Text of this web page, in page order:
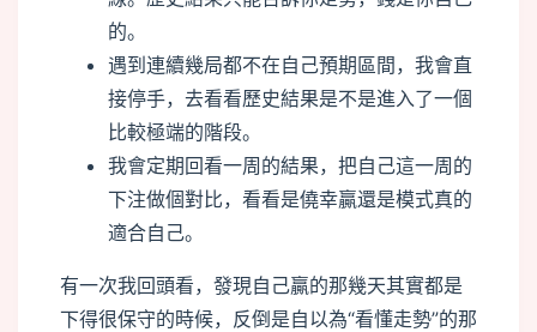
的。
遇到連續幾局都不在自己預期區間，我會直
接停手，去看看歷史結果是不是進入了一個
比較極端的階段。
我會定期回看一周的結果，把自己這一周的
下注做個對比，看看是僥幸贏還是模式真的
適合自己。
有一次我回頭看，發現自己贏的那幾天其實都是
下得很保守的時候，反倒是自以為“看懂走勢”的那